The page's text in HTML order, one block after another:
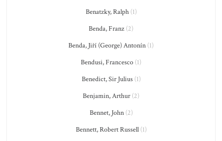
Benatzky, Ralph(1)
Benda, Franz (2)
Benda, Jiří (George) Antonín (1)
Bendusi, Francesco (1)
Benedict, Sir Julius(1)
Benjamin, Arthur (2)
Bennet, John(2)
Bennett, Robert Russell(1)